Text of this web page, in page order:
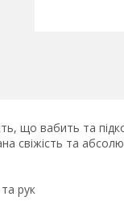
що вабить та
свіжість та
рук